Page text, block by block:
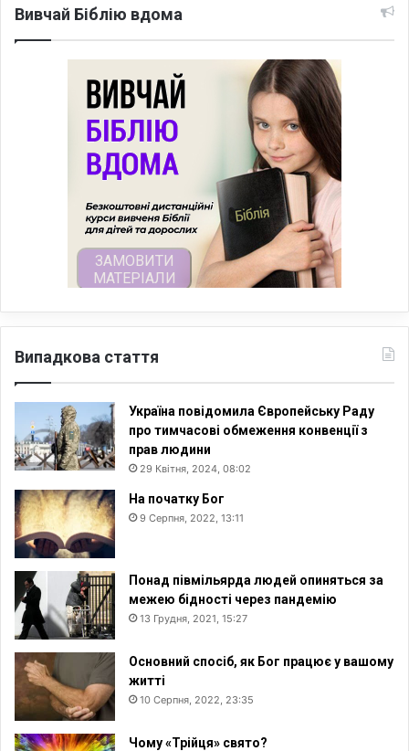
Вивчай Біблію вдома
Випадкова стаття
Україна повідомила Європейську Раду
про тимчасові обмеження конвенції з
прав людини
29 Квітня, 2024, 08:02
На початку Бог
9 Серпня, 2022, 13:11
Понад півмільярда людей опиняться за
межею бідності через пандемію
13 Грудня, 2021, 15:27
Основний спосіб, як Бог працює у вашому
житті
10 Серпня, 2022, 23:35
Чому «Трійця» свято?